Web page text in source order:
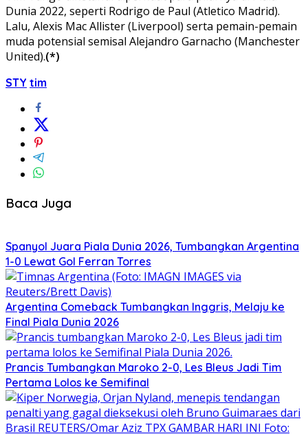
Dunia 2022, seperti Rodrigo de Paul (Atletico Madrid).
Lalu, Alexis Mac Allister (Liverpool) serta pemain-pemain
muda potensial semisal Alejandro Garnacho (Manchester
United).(*)
STY tim
Baca Juga
Spanyol Juara Piala Dunia 2026, Tumbangkan Argentina
1-0 Lewat Gol Ferran Torres
Argentina Comeback Tumbangkan Inggris, Melaju ke
Final Piala Dunia 2026
Prancis Tumbangkan Maroko 2-0, Les Bleus Jadi Tim
Pertama Lolos ke Semifinal